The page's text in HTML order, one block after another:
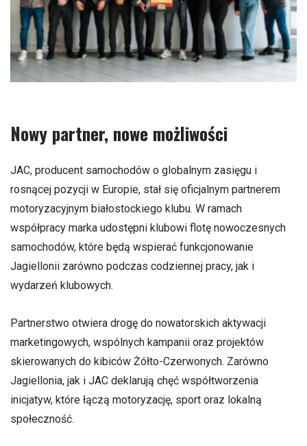
Nowy partner, nowe możliwości
JAC, producent samochodów o globalnym zasięgu i
rosnącej pozycji w Europie, stał się oficjalnym partnerem
motoryzacyjnym białostockiego klubu. W ramach
współpracy marka udostępni klubowi flotę nowoczesnych
samochodów, które będą wspierać funkcjonowanie
Jagiellonii zarówno podczas codziennej pracy, jak i
wydarzeń klubowych.
Partnerstwo otwiera drogę do nowatorskich aktywacji
marketingowych, wspólnych kampanii oraz projektów
skierowanych do kibiców Żółto-Czerwonych. Zarówno
Jagiellonia, jak i JAC deklarują chęć współtworzenia
inicjatyw, które łączą motoryzację, sport oraz lokalną
społeczność.